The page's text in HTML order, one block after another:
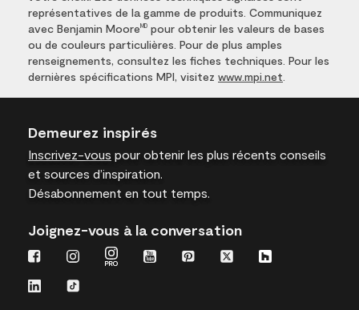
représentatives de la gamme de produits. Communiquez
avec Benjamin Moore MD pour obtenir les valeurs de bases
ou de couleurs particulières. Pour de plus amples
renseignements, consultez les fiches techniques. Pour les
dernières spécifications MPI, visitez www.mpi.net
Demeurez inspirés
Inscrivez-vous pour obtenir les plus récents conseils
et sources d’inspiration.
Désabonnement en tout temps.
Joignez-vous à la conversation